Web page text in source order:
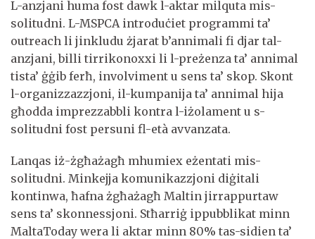
L-anzjani huma fost dawk l-aktar milquta mis-
solitudni. L-MSPCA introduċiet programmi ta’
outreach li jinkludu żjarat b’annimali fi djar tal-
anzjani, billi tirrikonoxxi li l-preżenza ta’ annimal
tista’ ġġib ferħ, involviment u sens ta’ skop. Skont
l-organizzazzjoni, il-kumpanija ta’ annimal hija
għodda imprezzabbli kontra l-iżolament u s-
solitudni fost persuni fl-età avvanzata.
Lanqas iż-żgħażagħ mhumiex eżentati mis-
solitudni. Minkejja komunikazzjoni diġitali
kontinwa, ħafna żgħażagħ Maltin jirrappurtaw
sens ta’ skonnessjoni. Stħarriġ ippubblikat minn
MaltaToday wera li aktar minn 80% tas-sidien ta’